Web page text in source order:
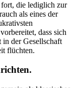
fort, die lediglich zur
als eines der
dass sich
in der Gesellschaft
flüchten.